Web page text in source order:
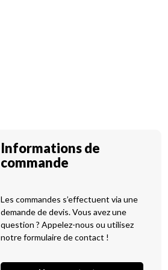
Informations de
commande
Les commandes s’effectuent via une
demande de devis. Vous avez une
question ? Appelez-nous ou utilisez
notre formulaire de contact !